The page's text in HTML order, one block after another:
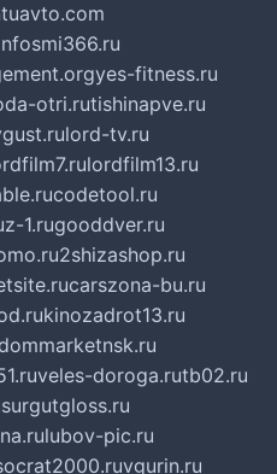
smi366.ru
yes-fitness.ru
otri.rutishinapve.ru
lord-tv.ru
lordfilm13.ru
codetool.ru
1.rugooddver.ru
2shizashop.ru
carszona-bu.ru
kinozadrot13.ru
dommarketnsk.ru
veles-doroga.rutb02.ru
surgutgloss.ru
lubov-pic.ru
vgurin.ru